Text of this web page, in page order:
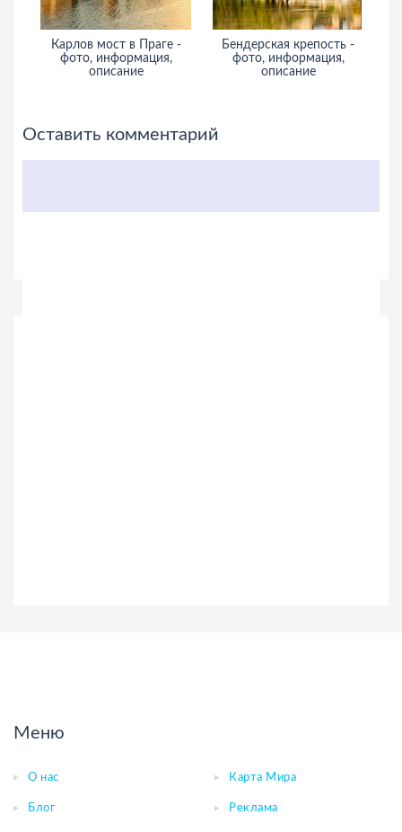
Карлов мост в Праге -
фото, информация,
описание
Бендерская крепость -
фото, информация,
описание
Оставить комментарий
Меню
О нас Карта Мира
Блог Реклама